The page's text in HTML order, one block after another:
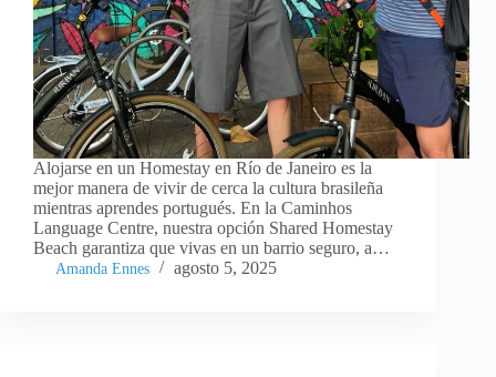
Alojarse en un Homestay en Río de Janeiro es la
mejor manera de vivir de cerca la cultura brasileña
mientras aprendes portugués. En la Caminhos
Language Centre, nuestra opción Shared Homestay
Beach garantiza que vivas en un barrio seguro, a…
Amanda Ennes agosto 5, 2025